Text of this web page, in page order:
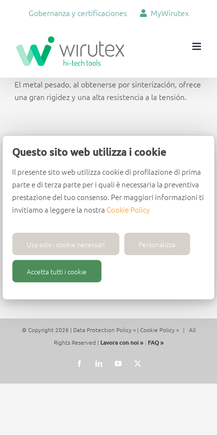
Questo sito web utilizza i cookie
Il presente sito web utilizza cookie di profilazione di prima
parte e di terza parte per i quali è necessaria la preventiva
prestazione del tuo consenso. Per maggiori informazioni ti
invitiamo a leggere la nostra Cookie Policy
Usa solo i cookie necessari Personalizza
Accetta tutti i cookie
Gobernanza y certificaciones MyWirutex
El metal pesado, al obtenerse por sinterización, ofrece
una gran rigidez y una alta resistencia a la tensión.
Wirutex S.r.l.
Via Mario Ricci, 28 - 61122 Pesaro (PU) - Italia -
Tel. +39 (0)721 204355
© Copyright 2026 | Data Protection Policy »| Cookie Policy »| All
Rights Reserved | Lavora con noi » | FAQ »
FacebookLinkedInYouTube
X